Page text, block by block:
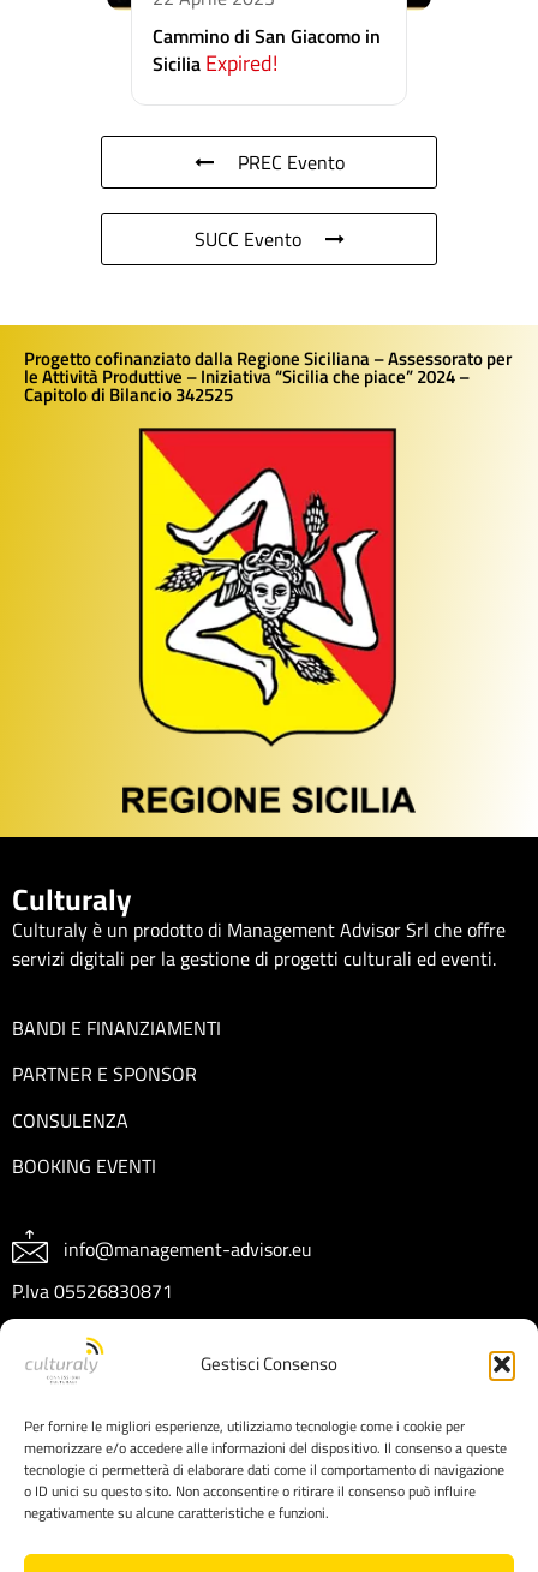
Gestisci Consenso
Per fornire le migliori esperienze, utilizziamo tecnologie come i cookie per
memorizzare e/o accedere alle informazioni del dispositivo. Il consenso a queste
tecnologie ci permetterà di elaborare dati come il comportamento di navigazione
o ID unici su questo sito. Non acconsentire o ritirare il consenso può influire
negativamente su alcune caratteristiche e funzioni.
Cammino di San Giacomo in
Sicilia Expired!
PREC Evento
SUCC Evento
Progetto cofinanziato dalla Regione Siciliana – Assessorato per
le Attività Produttive – Iniziativa “Sicilia che piace” 2024 –
Capitolo di Bilancio 342525
Culturaly
Culturaly è un prodotto di Management Advisor Srl che offre
servizi digitali per la gestione di progetti culturali ed eventi.
BANDI E FINANZIAMENTI
PARTNER E SPONSOR
CONSULENZA
BOOKING EVENTI
info@management-advisor.eu
P.Iva 05526830871
REA CT404199
Capitale sociale € 10.000 I.V.